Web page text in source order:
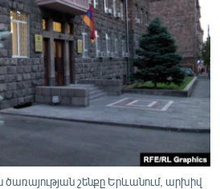
շենքը Երևանում, արխիվ